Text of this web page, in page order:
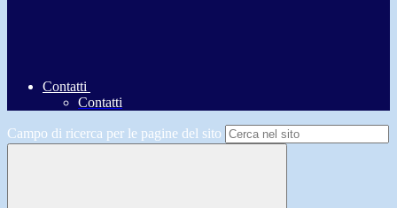
Contatti
Contatti
Campo di ricerca per le pagine del sito